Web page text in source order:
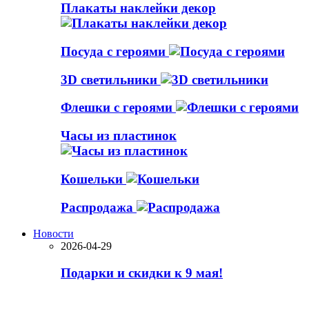
Плакаты наклейки декор
Посуда с героями
3D светильники
Флешки с героями
Часы из пластинок
Кошельки
Распродажа
Новости
2026-04-29
Подарки и скидки к 9 мая!